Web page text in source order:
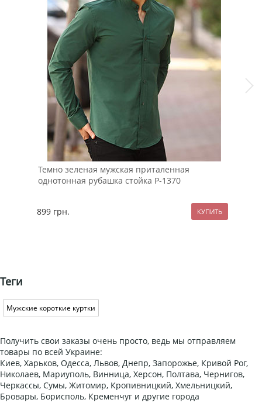
Темно зеленая мужская приталенная
однотонная рубашка стойка Р-1370
899 грн.
Теги
Мужские короткие куртки
Получить свои заказы очень просто, ведь мы отправляем
товары по всей Украине:
Киев, Харьков, Одесса, Львов, Днепр, Запорожье, Кривой Рог,
Николаев, Мариуполь, Винница, Херсон, Полтава, Чернигов,
Черкассы, Сумы, Житомир, Кропивницкий, Хмельницкий,
Бровары, Борисполь, Кременчуг и другие города